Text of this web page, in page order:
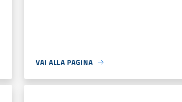
VAI ALLA PAGINA